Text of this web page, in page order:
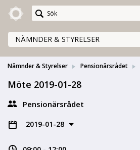
Meetings+
NÄMNDER & STYRELSER
Nämnder & Styrelser Pensionärsrådet
Möte 2019-01-28
Pensionärsrådet
2019-01-28